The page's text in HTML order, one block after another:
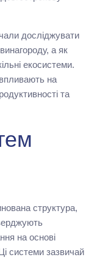
досліджувати
а як
екосистеми.
на
та
структура,
на основі
системи зазвичай